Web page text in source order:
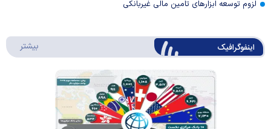
لزوم توسعه ابزارهای تامین مالی غیربانکی
اینفوگرافیک بیشتر